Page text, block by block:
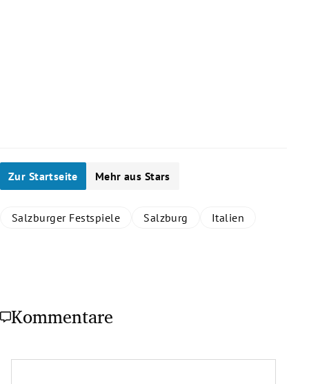
Zur Startseite Mehr aus Stars
Salzburger Festspiele Salzburg Italien
Kommentare